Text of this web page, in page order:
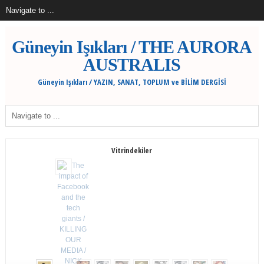
Güneyin Işıkları / THE AURORA
AUSTRALIS
Güneyin Işıkları / YAZIN, SANAT, TOPLUM ve BİLİM DERGİSİ
Vitrindekiler